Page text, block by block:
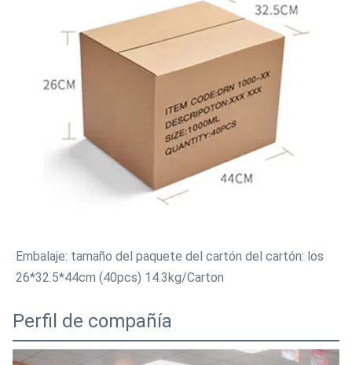
Embalaje: tamaño del paquete del cartón del cartón: los
26*32.5*44cm (40pcs) 14.3kg/Carton
Perfil de compañía